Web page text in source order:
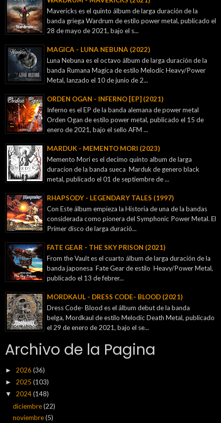
Mavericks es el quinto álbum de larga duración de la
banda griega Wardrum de estilo power metal, publicado el
28 de mayo de 2021, bajo el s...
MAGICA - LUNA NEBUNA (2022)
Luna Nebuna es el octavo álbum de larga duración de la
banda Rumana Magica de estilo Melodic Heavy/Power
Metal, lanzado el 10 de junio de 2...
ORDEN OGAN - INFERNO [EP] (2021)
Inferno es el EP de la banda alemana de power metal
Orden Ogan de estilo power metal, publicado el 15 de
enero de 2021, bajo el sello AFM ...
MARDUK - MEMENTO MORI (2023)
Memento Mori es el decimo quinto album de larga
duracion de la banda sueca Marduk de genero black
metal, publicado el 01 de septiembre de ...
RHAPSODY - LEGENDARY TALES (1997)
Con Este álbum empieza la Historia de una de la bandas
considerada como pionera del Symphonic Power Metal. El
Primer disco de larga duració...
FATE GEAR - THE SKY PRISON (2021)
From the Vault es el cuarto álbum de larga duración de la
banda japonesa Fate Gear de estilo Heavy/Power Metal,
publicado el 13 de febrer...
MORDKAUL - DRESS CODE- BLOOD (2021)
Dress Code- Blood es el álbum debut de la banda
belga, Mordkaul de estilo Melodic Death Metal, publicado
el 29 de enero de 2021, bajo el se...
Archivo de la Pagina
► 2026 (36)
► 2025 (103)
▼ 2024(148)
diciembre(22)
noviembre(5)